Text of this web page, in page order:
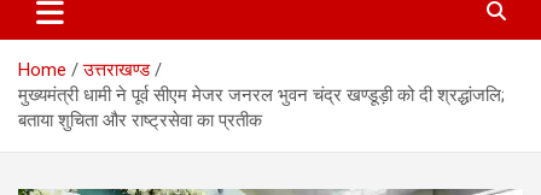
Home
उत्तराखण्ड
मुख्यमंत्री धामी ने पूर्व सीएम मेजर जनरल भुवन चंद्र खण्डूड़ी को दी श्रद्धांजलि;
बताया शुचिता और राष्ट्रसेवा का प्रतीक